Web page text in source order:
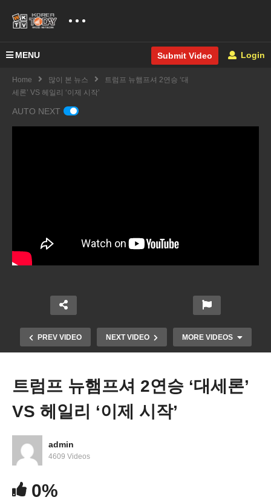
MENU Submit Video Login
Home 많이 본 뉴스
트럼프 뉴햄프셔 2연승 ‘대
세론’ VS 헤일리 ‘이제 시작’
AUTO NEXT
PREV VIDEO NEXT VIDEO MORE VIDEOS
신규주택 4% 증가’
트럼프 뉴햄프셔 2연승 ‘대세론’
VS 헤일리 ‘이제 시작’
admin
4609 Videos
0%